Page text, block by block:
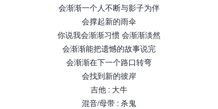
会渐渐一个人不断与影子为伴
会撑起新的雨伞
你说我会渐渐习惯 会渐渐淡然
会渐渐能把遗憾的故事说完
会渐渐在下一个路口转弯
会找到新的彼岸
吉他 : 大牛
混音/母带 : 杀鬼